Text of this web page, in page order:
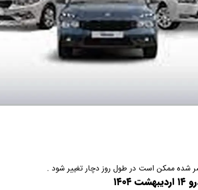
شده ممکن است در طول روز دچار تغییر شود .